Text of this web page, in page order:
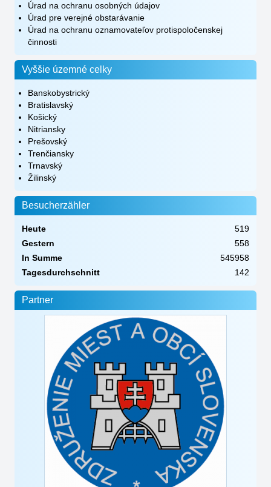
Úrad na ochranu osobných údajov
Úrad pre verejné obstarávanie
Úrad na ochranu oznamovateľov protispoločenskej
činnosti
Vyššie územné celky
Banskobystrický
Bratislavský
Košický
Nitriansky
Prešovský
Trenčiansky
Trnavský
Žilinský
Besucherzähler
Heute
519
Gestern
558
In Summe
545958
Tagesdurchschnitt
142
Partner